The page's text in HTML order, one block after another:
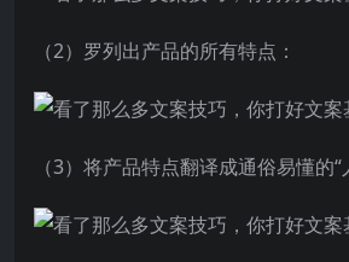
（2）罗列出产品的所有特点：
（3）将产品特点翻译成通俗易懂的“